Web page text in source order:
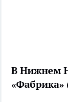
В Нижнем